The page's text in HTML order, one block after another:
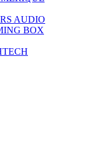
AUDIO
BOX